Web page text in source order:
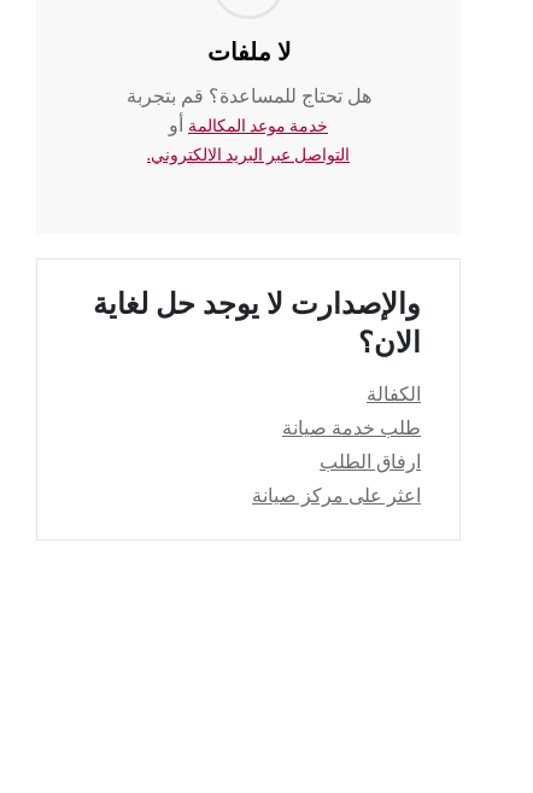
لا ملفات
هل تحتاج للمساعدة؟ قم بتجربة
خدمة موعد المكالمة أو
التواصل عبر البريد الالكتروني.
والإصدارت لا يوجد حل لغاية
الان؟
الكفالة
طلب خدمة صيانة
ارفاق الطلب
اعثر على مركز صيانة